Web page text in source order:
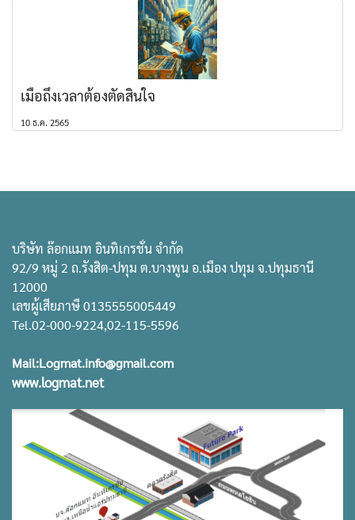
เมื่อถึงเวลาต้องตัดสินใจ
10 ธ.ค. 2565
บริษัท ล๊อกแมท อินทิเกรชั่น จำกัด
92/9 หมู่ 2 ถ.รังสิต-ปทุม ต.บางพูน อ.เมือง ปทุม จ.ปทุมธานี
12000
เลขผู้เสียภาษี 0135555005449
Tel.02-000-9224,02-115-5596
Mail:Logmat.info@gmail.com
www.logmat.net